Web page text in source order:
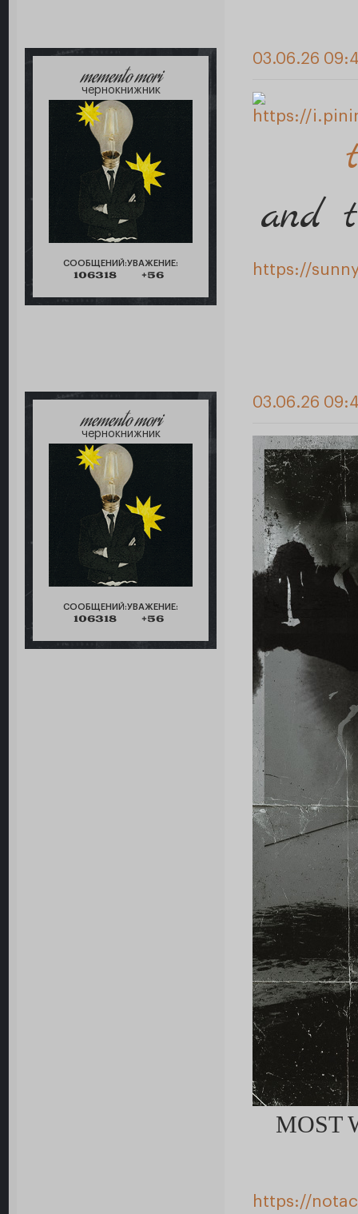
memento mori
чернокнижник
СООБЩЕНИЙ:
106318
УВАЖЕНИЕ:
+56
03.06.26
and
https://
memento mori
чернокнижник
СООБЩЕНИЙ:
106318
УВАЖЕНИЕ:
+56
03.06.26
MOST
https://